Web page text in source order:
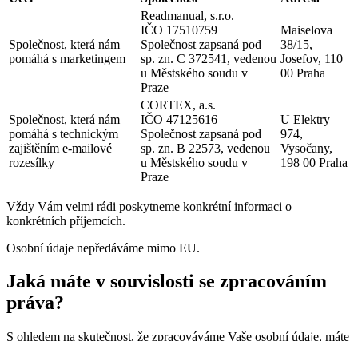
Společnost, která nám
pomáhá s marketingem
Readmanual, s.r.o.
IČO 17510759
Společnost zapsaná pod
sp. zn. C 372541, vedenou
u Městského soudu v
Praze
Maiselova
38/15,
Josefov, 110
00 Praha
Společnost, která nám
pomáhá s technickým
zajištěním e-mailové
rozesílky
CORTEX, a.s.
IČO 47125616
Společnost zapsaná pod
sp. zn. B 22573, vedenou
u Městského soudu v
Praze
U Elektry
974,
Vysočany,
198 00 Praha
Vždy Vám velmi rádi poskytneme konkrétní informaci o
konkrétních příjemcích.
Osobní údaje nepředáváme mimo EU.
Jaká máte v souvislosti se zpracováním
práva?
S ohledem na skutečnost, že zpracováváme Vaše osobní údaje, máte